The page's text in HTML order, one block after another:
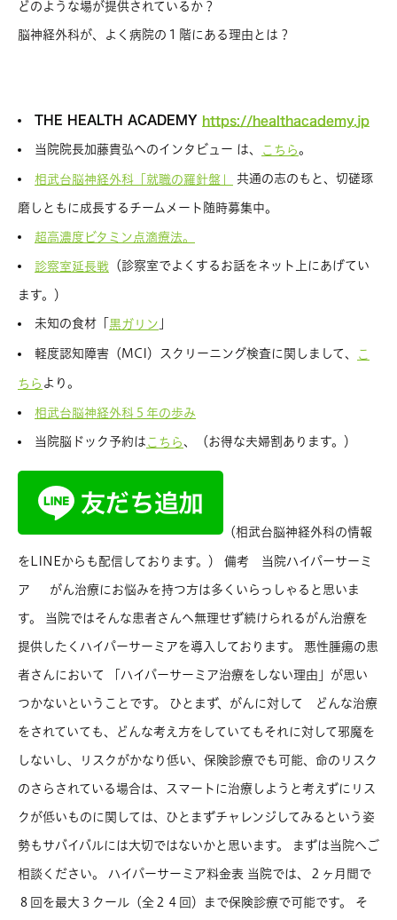
どのような場が提供されているか？
脳神経外科が、よく病院の１階にある理由とは？
THE HEALTH ACADEMY https://healthacademy.jp
当院院長加藤貴弘へのインタビュー は、 こちら 。
相武台脳神経外科「就職の羅針盤」 共通の志のもと、切磋琢
磨しともに成長するチームメート随時募集中。
超高濃度ビタミン点滴療法。
診察室延長戦 （診察室でよくするお話をネット上にあげてい
ます。）
未知の食材「 黒ガリン
軽度認知障害（MCI）スクリーニング検査に関しまして、 こ
ちら より。
相武台脳神経外科５年の歩み
当院脳ドック予約は こちら、（お得な夫婦割あります。）
（相武台脳神経外科の情報
をLINEからも配信しております。） 備考 当院ハイパーサーミ
ア がん治療にお悩みを持つ方は多くいらっしゃると思いま
す。 当院ではそんな患者さんへ無理せず続けられるがん治療を
提供したくハイパーサーミアを導入しております。 悪性腫瘍の患
者さんにおいて 「ハイパーサーミア治療をしない理由」が思い
つかないということです。 ひとまず、がんに対して どんな治療
をされていても、どんな考え方をしていてもそれに対して邪魔を
しないし、リスクがかなり低い、保険診療でも可能、命のリスク
のさらされている場合は、スマートに治療しようと考えずにリス
クが低いものに関しては、ひとまずチャレンジしてみるという姿
勢もサバイバルには大切ではないかと思います。 まずは当院へご
相談ください。 ハイパーサーミア料金表 当院では、２ヶ月間で
８回を最大３クール（全２４回）まで保険診療で可能です。 そ